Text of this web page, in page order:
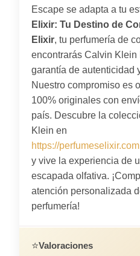
Escape se adapta a tu
Elixir: Tu Destino de
Elixir, tu perfumería de
encontrarás Calvin Klein
garantía de autenticidad
Nuestro compromiso es
100% originales con
país. Descubre la
Klein en
https://
y vive la experiencia de
escapada olfativa.
atención personalizada
perfumería!
⭐Valoraciones